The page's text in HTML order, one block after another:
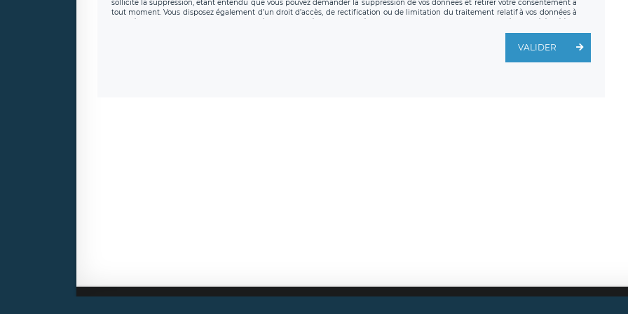
sollicite la suppression, étant entendu que vous pouvez demander la suppression de vos données et retirer votre consentement à
tout moment. Vous disposez également d’un droit d’accès, de rectification ou de limitation du traitement relatif à vos données à
caractère personnel, ainsi que d’un droit à la portabilité de vos données. Vous pouvez exercer ces droits auprès du délégué à la
protection des données de LÉGAVOX qui exerce au siège social de LÉGAVOX et est joignable à l’adresse mail suivante :
joignable à l’adresse mail : responsabledetraitement@legavox.fr. Vous avez également le droit d’introduire une réclamation
VALIDER